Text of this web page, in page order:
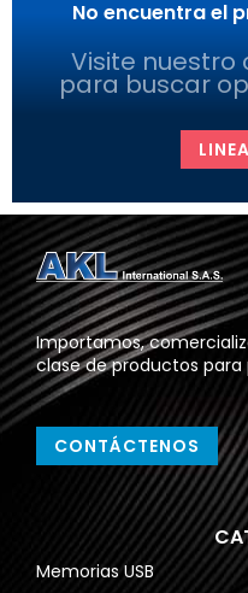
No encuentra el
Visite nuestro
para buscar
Importamos,
clase de productos
CONTÁCTENOS
Memorias USB